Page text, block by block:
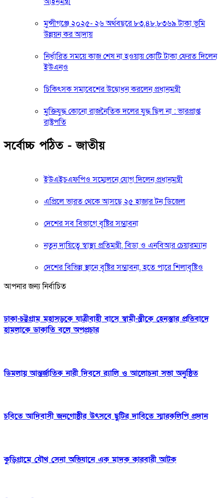
মুন্সীগঞ্জে ২০২৫- ২৬ অর্থবছরে ৮৩,৪৮,৮৩৬৯ টাকা ভূমি
উন্নয়ন কর আদায়
নির্ধারিত সময়ে কাজ শেষ না হওয়ায় কোটি টাকা ফেরত দিলেন
ইউএনও
চিকিৎসক সমাবেশের উদ্বোধন করলেন প্রধানমন্ত্রী
মুক্তিযুদ্ধ কোনো রাজনৈতিক দলের যুদ্ধ ছিল না : ভারপ্রাপ্ত
রাষ্ট্রপতি
সর্বোচ্চ পঠিত - জাতীয়
ইউএইচএফপিও সম্মেলনে যোগ দিলেন প্রধানমন্ত্রী
এপ্রিলে ভারত থেকে আসছে ২৫ হাজার টন ডিজেল
দেশের সব বিভাগে বৃষ্টির সম্ভাবনা
নতুন দায়িত্বে স্বাস্থ্য প্রতিমন্ত্রী, বিডা ও এনবিআর চেয়ারম্যান
দেশের বিভিন্ন স্থানে বৃষ্টির সম্ভাবনা, হতে পারে শিলাবৃষ্টিও
আপনার জন্য নির্বাচিত
ঢাকা-চট্টগ্রাম মহাসড়কে যাত্রীবাহী বাসে স্বামী-স্ত্রীকে হেনস্তার প্রতিবাদে
হামলাকে ডাকাতি বলে অপপ্রচার
ডিমলায় আন্তর্জাতিক নারী দিবসে র‍্যালি ও আলোচনা সভা অনুষ্ঠিত
চবিতে আদিবাসী জনগোষ্ঠীর উৎসবে ছুটির দাবিতে স্মারকলিপি প্রদান
কুড়িগ্রামে যৌথ সেনা অভিযানে এক মাদক কারবারী আটক